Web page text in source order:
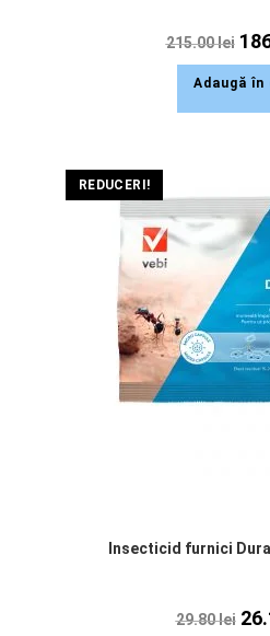
215.00lei
Adaugă în
REDUCERI!
Insecticid furnici
29.80lei